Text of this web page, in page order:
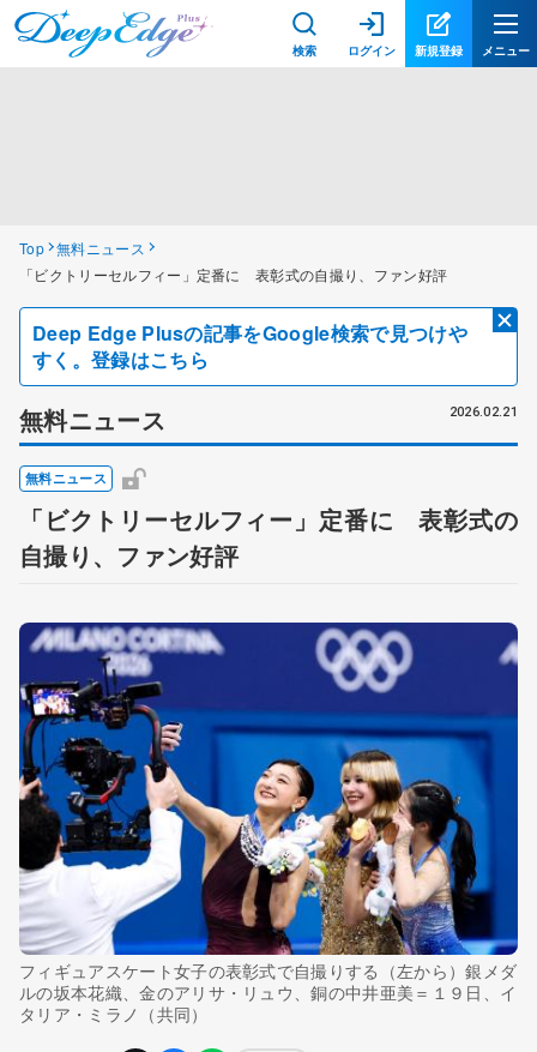
検索 ログイン 新規登録 メニュー
Top 無料ニュース
「ビクトリーセルフィー」定番に 表彰式の自撮り、ファン好評
Deep Edge Plusの記事をGoogle検索で見つけや
すく。登録はこちら
無料ニュース 2026.02.21
無料ニュース
「ビクトリーセルフィー」定番に 表彰式の
自撮り、ファン好評
フィギュアスケート女子の表彰式で自撮りする（左から）銀メダ
ルの坂本花織、金のアリサ・リュウ、銅の中井亜美＝１９日、イ
タリア・ミラノ（共同）